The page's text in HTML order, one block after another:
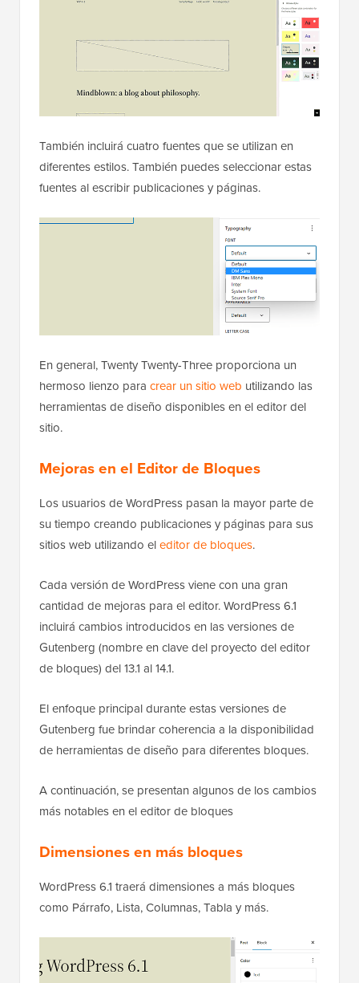
También incluirá cuatro fuentes que se utilizan en
diferentes estilos. También puedes seleccionar estas
fuentes al escribir publicaciones y páginas.
En general, Twenty Twenty-Three proporciona un
hermoso lienzo para crear un sitio web utilizando las
herramientas de diseño disponibles en el editor del
sitio.
Mejoras en el Editor de Bloques
Los usuarios de WordPress pasan la mayor parte de
su tiempo creando publicaciones y páginas para sus
sitios web utilizando eleditor de bloques.
Cada versión de WordPress viene con una gran
cantidad de mejoras para el editor. WordPress 6.1
incluirá cambios introducidos en las versiones de
Gutenberg (nombre en clave del proyecto del editor
de bloques) del 13.1 al 14.1.
El enfoque principal durante estas versiones de
Gutenberg fue brindar coherencia a la disponibilidad
de herramientas de diseño para diferentes bloques.
A continuación, se presentan algunos de los cambios
más notables en el editor de bloques
Dimensiones en más bloques
WordPress 6.1 traerá dimensiones a más bloques
como Párrafo, Lista, Columnas, Tabla y más.